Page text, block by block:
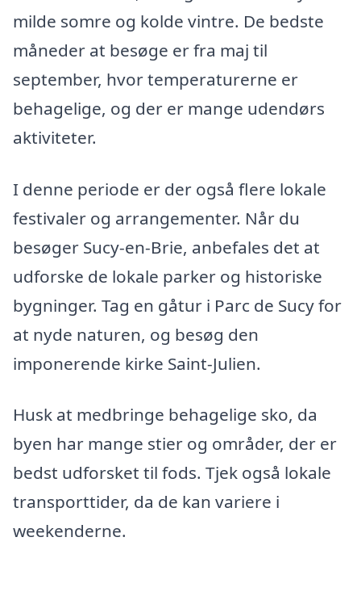
milde somre og kolde vintre. De bedste
måneder at besøge er fra maj til
september, hvor temperaturerne er
behagelige, og der er mange udendørs
aktiviteter.
I denne periode er der også flere lokale
festivaler og arrangementer. Når du
besøger Sucy-en-Brie, anbefales det at
udforske de lokale parker og historiske
bygninger. Tag en gåtur i Parc de Sucy for
at nyde naturen, og besøg den
imponerende kirke Saint-Julien.
Husk at medbringe behagelige sko, da
byen har mange stier og områder, der er
bedst udforsket til fods. Tjek også lokale
transporttider, da de kan variere i
weekenderne.